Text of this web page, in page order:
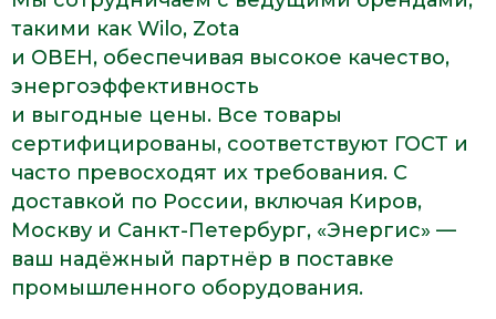
такими как Wilo, Zota
и ОВЕН, обеспечивая высокое качество,
энергоэффективность
и выгодные цены. Все товары
сертифицированы, соответствуют ГОСТ и
часто превосходят их требования. С
доставкой по России, включая Киров,
Москву и Санкт-Петербург, «Энергис» —
ваш надёжный партнёр в поставке
промышленного оборудования.